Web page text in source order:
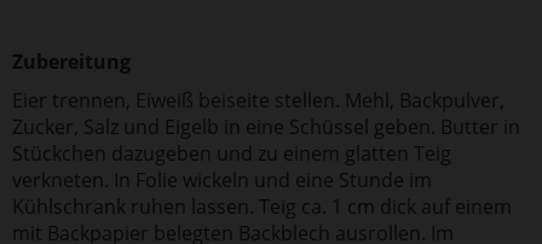
Zubereitung
Eier trennen, Eiweiß beiseite stellen. Mehl, Backpulver,
Zucker, Salz und Eigelb in eine Schüssel geben. Butter in
Stückchen dazugeben und zu einem glatten Teig
verkneten. In Folie wickeln und eine Stunde im
Kühlschrank ruhen lassen. Teig ca. 1 cm dick auf einem
mit Backpapier belegten Backblech ausrollen. Im